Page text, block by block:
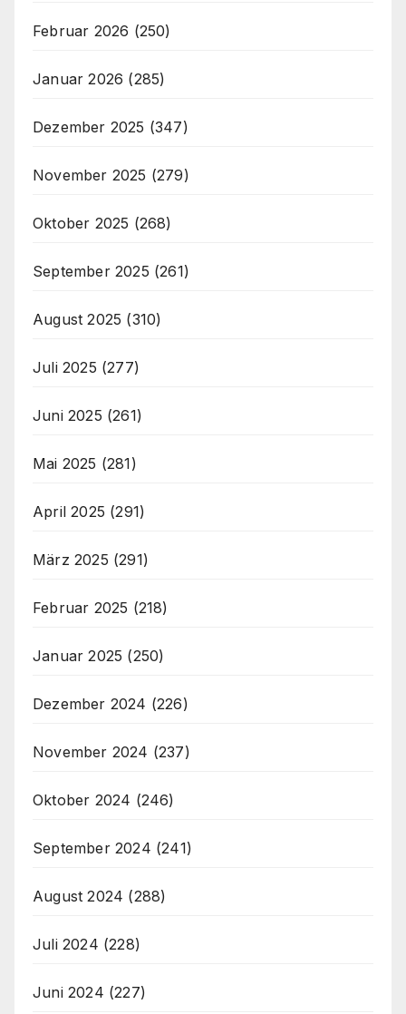
Februar 2026 (250)
Januar 2026 (285)
Dezember 2025 (347)
November 2025 (279)
Oktober 2025 (268)
September 2025 (261)
August 2025 (310)
Juli 2025 (277)
Juni 2025 (261)
Mai 2025 (281)
April 2025 (291)
März 2025 (291)
Februar 2025 (218)
Januar 2025 (250)
Dezember 2024 (226)
November 2024 (237)
Oktober 2024 (246)
September 2024 (241)
August 2024 (288)
Juli 2024 (228)
Juni 2024 (227)